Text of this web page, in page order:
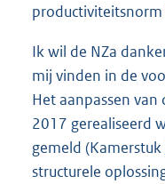
Ik wil de NZa
mij vinden in de
Het aanpassen
2017 gerealiseerd
gemeld (Kamerstuk
structurele